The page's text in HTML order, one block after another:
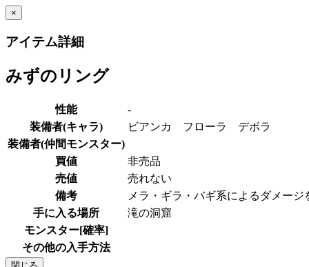
×
アイテム詳細
みずのリング
性能
-
装備者(キャラ)
ビアンカ フローラ デボラ
装備者(仲間モンスター)
買値
非売品
売値
売れない
備考
メラ・ギラ・バギ系によるダメー
手に入る場所
滝の洞窟
モンスター[確率]
その他の入手方法